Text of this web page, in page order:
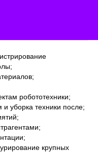
робототехники;
и уборка техники после;
крупных